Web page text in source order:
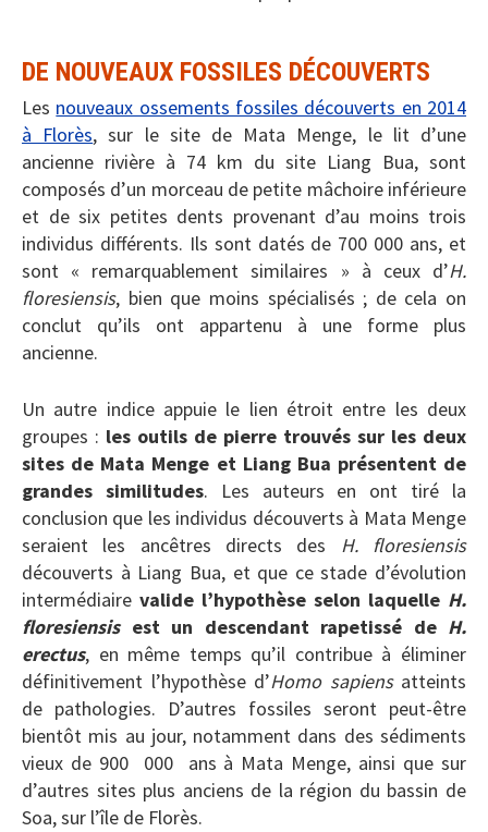
DE NOUVEAUX FOSSILES DÉCOUVERTS
Les nouveaux ossements fossiles découverts en 2014
à Florès, sur le site de Mata Menge, le lit d’une
ancienne rivière à 74 km du site Liang Bua, sont
composés d’un morceau de petite mâchoire inférieure
et de six petites dents provenant d’au moins trois
individus différents. Ils sont datés de 700 000 ans, et
sont « remarquablement similaires » à ceux d’H.
floresiensis, bien que moins spécialisés ; de cela on
conclut qu’ils ont appartenu à une forme plus
ancienne.
Un autre indice appuie le lien étroit entre les deux
groupes : les outils de pierre trouvés sur les deux
sites de Mata Menge et Liang Bua présentent de
grandes similitudes. Les auteurs en ont tiré la
conclusion que les individus découverts à Mata Menge
seraient les ancêtres directs des H. floresiensis
découverts à Liang Bua, et que ce stade d’évolution
intermédiaire valide l’hypothèse selon laquelle H.
floresiensisest un descendant rapetissé deH.
erectus, en même temps qu’il contribue à éliminer
définitivement l’hypothèse d’Homo sapiensatteints
de pathologies. D’autres fossiles seront peut-être
bientôt mis au jour, notamment dans des sédiments
vieux de 900 000 ans à Mata Menge, ainsi que sur
d’autres sites plus anciens de la région du bassin de
Soa, sur l’île de Florès.